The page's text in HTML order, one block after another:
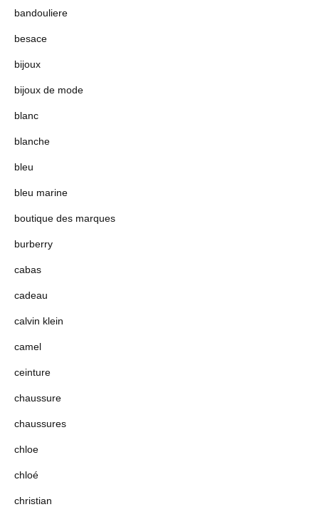
bandouliere
besace
bijoux
bijoux de mode
blanc
blanche
bleu
bleu marine
boutique des marques
burberry
cabas
cadeau
calvin klein
camel
ceinture
chaussure
chaussures
chloe
chloé
christian